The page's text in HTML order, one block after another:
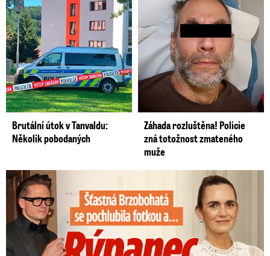
Brutální útok v Tanvaldu:
Několik pobodaných
Záhada rozluštěna! Policie
zná totožnost zmateného
muže
Šťastná Brzobohatá se pochlubila fotkou: Rýpanec od Ondřeje